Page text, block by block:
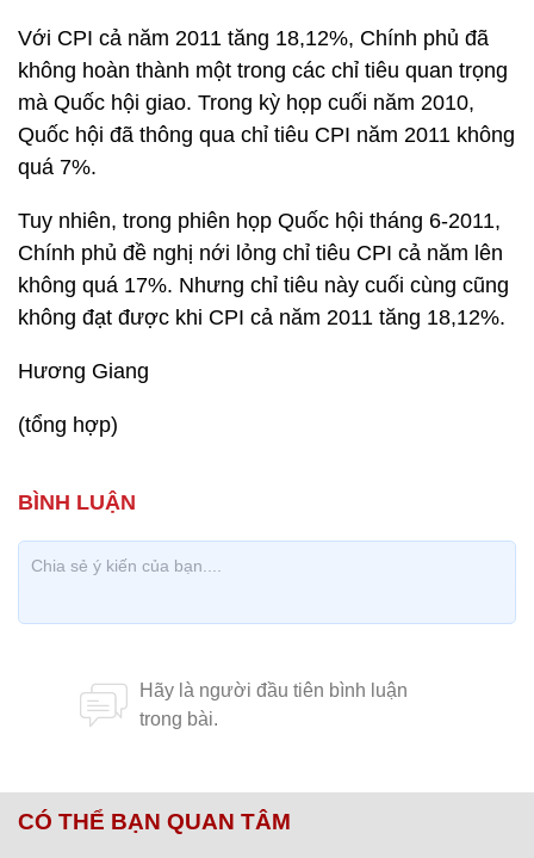
Với CPI cả năm 2011 tăng 18,12%, Chính phủ đã
không hoàn thành một trong các chỉ tiêu quan trọng
mà Quốc hội giao. Trong kỳ họp cuối năm 2010,
Quốc hội đã thông qua chỉ tiêu CPI năm 2011 không
quá 7%.
Tuy nhiên, trong phiên họp Quốc hội tháng 6-2011,
Chính phủ đề nghị nới lỏng chỉ tiêu CPI cả năm lên
không quá 17%. Nhưng chỉ tiêu này cuối cùng cũng
không đạt được khi CPI cả năm 2011 tăng 18,12%.
Hương Giang
(tổng hợp)
CÓ THỂ BẠN QUAN TÂM